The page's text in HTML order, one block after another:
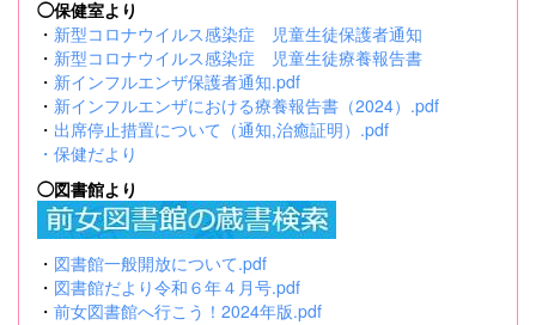
◯保健室より
・ 新型コロナウイルス感染症 児童生徒保護者通知
・ 新型コロナウイルス感染症 児童生徒療養報告書
・ 新インフルエンザ保護者通知.pdf
・ 新インフルエンザにおける療養報告書（2024）.pdf
・ 出席停止措置について（通知,治癒証明）.pdf
・ 保健だより
◯図書館より
・ 図書館一般開放について.pdf
・ 図書館だより令和６年４月号.pdf
・ 前女図書館へ行こう！2024年版.pdf